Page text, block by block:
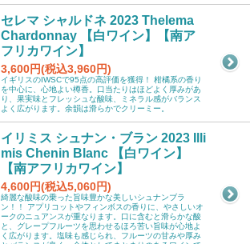
セレマ シャルドネ 2023 Thelema
Chardonnay 【白ワイン】【南ア
フリカワイン】
3,600円(税込3,960円)
イギリスのIWSCで95点の高評価を獲得！ 柑橘系の香り
を中心に、心地よい樽香。口当たりはほどよく厚みがあ
り、果実味とフレッシュな酸味、ミネラル感がバランス
よく広がります。余韻は滑らかでクリーミー。
イリミス シュナン・ブラン 2023 Illi
mis Chenin Blanc 【白ワイン】
【南アフリカワイン】
4,600円(税込5,060円)
綺麗な酸味の乗った旨味豊かな美しいシュナンブラ
ン！！ アプリコットやフィンボスの香りに、やさしいオ
ークのニュアンスが重なります。口に含むと滑らかな酸
と、グレープフルーツを思わせるほろ苦い旨味が心地よ
く広がります。塩味も感じられ、フルーツの甘みや厚み